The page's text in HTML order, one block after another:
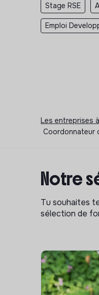
Stage RSE
Emploi
Les entreprises
Coordonnateur
Notre
Tu souhaites
sélection de